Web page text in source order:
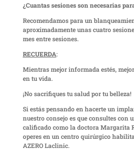
¿Cuantas sesiones son necesarias
Recomendamos para un
aproximadamente unas cuatro
mes entre sesiones.
RECUERDA:
Mientras mejor informada estés,
en tu vida.
¡No sacrifiques tu salud por tu belleza!
Si estás pensando en hacerte un
nuestro consejo es que consultes con
calificado como la doctora Margarita
operes en un centro quirúrgico
AZERO Laclinic.